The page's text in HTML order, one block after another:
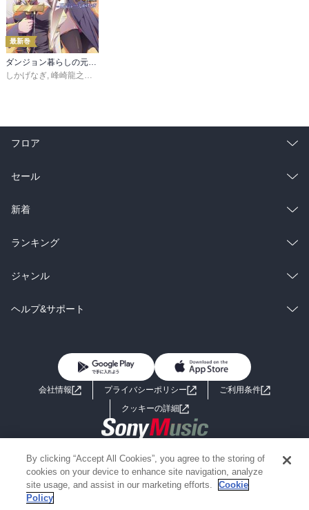
最新巻
ダンジョン暮らしの元勇者 THE COMIC8
しかげなぎ, 峰崎龍之介
フロア
総合
ラノベ
雑誌・グラビア
BL・TL
セール
総合
ラノベ
雑誌・グラビア
BL・TL
新着
総合
ラノベ
雑誌・グラビア
ランキング
総合
ラノベ
ジャンル
コミック
ライトノベル 男子向けラノベ
小説
海外小説
ミステリー SF
歴史・時代小説
ヘルプ&サポート
よくあるご質問 お問い合わせ
会社情報 プライバシーポリシー
ご利用条件
クッキーの詳細
Copyright 2017 - 2026 Sony Music Entertainment(Japan) Inc.
Information on the site is for the Japan domestic market only
powered by
By clicking “Accept All Cookies”, you agree to the storing of
cookies on your device to enhance site navigation, analyze
site usage, and assist in our marketing efforts.
Cookie
Policy